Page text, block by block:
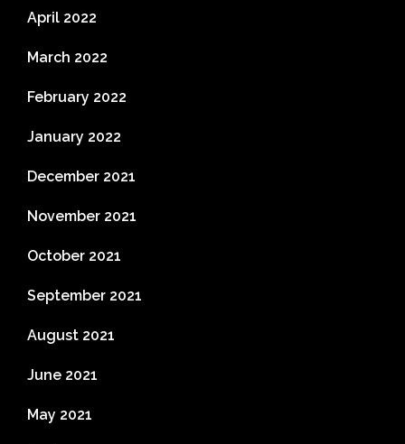
April 2022
March 2022
February 2022
January 2022
December 2021
November 2021
October 2021
September 2021
August 2021
June 2021
May 2021